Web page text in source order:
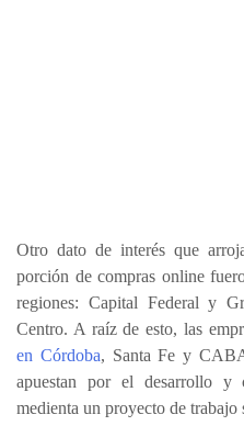
Otro dato de interés que
porción de compras online
regiones: Capital Federal y
Centro. A raíz de esto, las
en Córdoba, Santa Fe y
apuestan por el desarrollo y
medienta un proyecto de trabajo